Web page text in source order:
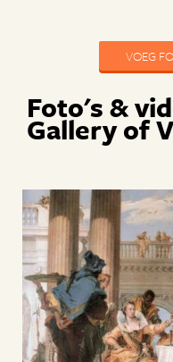
VOEG
Foto's &
Gallery of